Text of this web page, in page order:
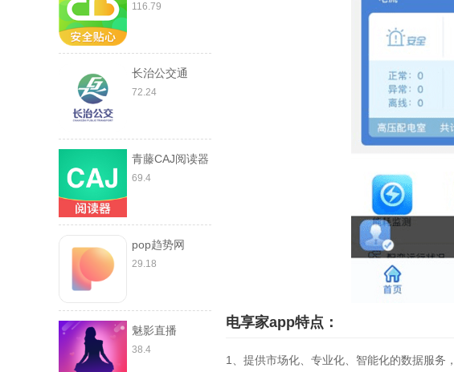
116.79
长治公交通
72.24
青藤CAJ阅读器
69.4
pop趋势网
29.18
魅影直播
38.4
电享家app特点：
1、提供市场化、专业化、智能化的数据服务